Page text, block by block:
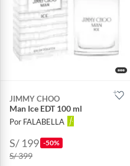
JIMMY CHOO
Man Ice EDT 100 ml
Por FALABELLA
S/ 199 -50%
S/ 399